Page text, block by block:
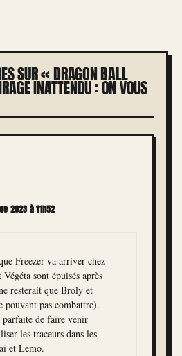
SUR « DRAGON BALL
INATTENDU : ON VOUS
2023 à 11h52
Freezer va arriver chez
sont épuisés après
resterait que Broly et
pouvant pas combattre).
parfaite de faire venir
les traceurs dans les
et Lemo.